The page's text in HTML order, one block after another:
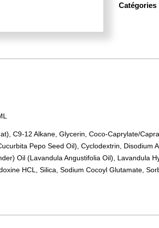
Catégories
C9-12 Alkane, Glycerin, Coco-Caprylate/
Pepo Seed Oil), Cyclodextrin,
Oil (Lavandula Angustifolia Oil), Lavandula
HCL, Silica, Sodium Cocoyl Glutamate,